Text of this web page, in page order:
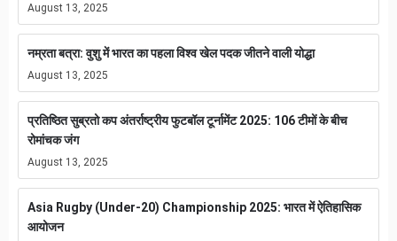
August 13, 2025
नम्रता बत्रा: वुशु में भारत का पहला विश्व खेल पदक जीतने वाली योद्धा
August 13, 2025
प्रतिष्ठित सुब्रतो कप अंतर्राष्ट्रीय फुटबॉल टूर्नामेंट 2025: 106 टीमों के बीच
रोमांचक जंग
August 13, 2025
Asia Rugby (Under-20) Championship 2025: भारत में ऐतिहासिक
आयोजन